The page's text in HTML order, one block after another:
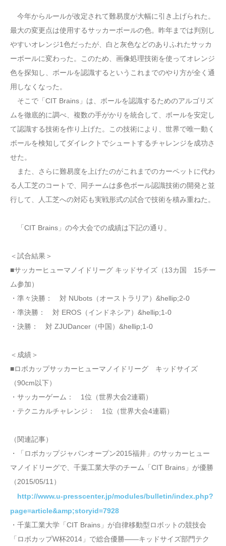
今年からルールが改定されて難易度が大幅に引き上げられた。
最大の変更点は使用するサッカーボールの色。昨年までは判別し
やすいオレンジ1色だったが、白と灰色などのありふれたサッカ
ーボールに変わった。このため、画像処理技術を使ってオレンジ
色を探知し、ボールを認識するというこれまでのやり方が全く通
用しなくなった。
そこで「CIT Brains」は、ボールを認識するためのアルゴリズ
ムを徹底的に調べ、複数の手がかりを統合して、ボールを安定し
て認識する技術を作り上げた。この技術により、世界で唯一動く
ボールを検知してダイレクトでシュートするチャレンジを成功さ
せた。
また、さらに難易度を上げたのがこれまでのカーペットに代わ
る人工芝のコートで、同チームは多色ボール認識技術の開発と並
行して、人工芝への対応も実戦形式の試合で技術を積み重ねた。
「CIT Brains」の今大会での成績は下記の通り。
＜試合結果＞
■サッカーヒューマノイドリーグ キッドサイズ（13カ国 15チー
ム参加）
・準々決勝： 対 NUbots（オーストラリア）&hellip;2-0
・準決勝： 対 EROS（インドネシア）&hellip;1-0
・決勝： 対 ZJUDancer（中国）&hellip;1-0
＜成績＞
■ロボカップサッカーヒューマノイドリーグ キッドサイズ
（90cm以下）
・サッカーゲーム： 1位（世界大会2連覇）
・テクニカルチャレンジ： 1位（世界大会4連覇）
（関連記事）
・「ロボカップジャパンオープン2015福井」のサッカーヒュー
マノイドリーグで、千葉工業大学のチーム「CIT Brains」が優勝
（2015/05/11）
http://www.u-presscenter.jp/modules/bulletin/index.php?
page=article&amp;storyid=7928
・千葉工業大学「CIT Brains」が自律移動型ロボットの競技会
「ロボカップW杯2014」で総合優勝――キッドサイズ部門テク